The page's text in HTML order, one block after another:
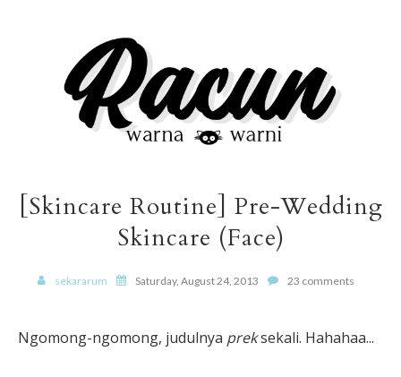
[Skincare Routine] Pre-Wedding
Skincare (Face)
sekararum Saturday, August 24, 2013 23 comments
Ngomong-ngomong, judulnya preksekali. Hahahaa...